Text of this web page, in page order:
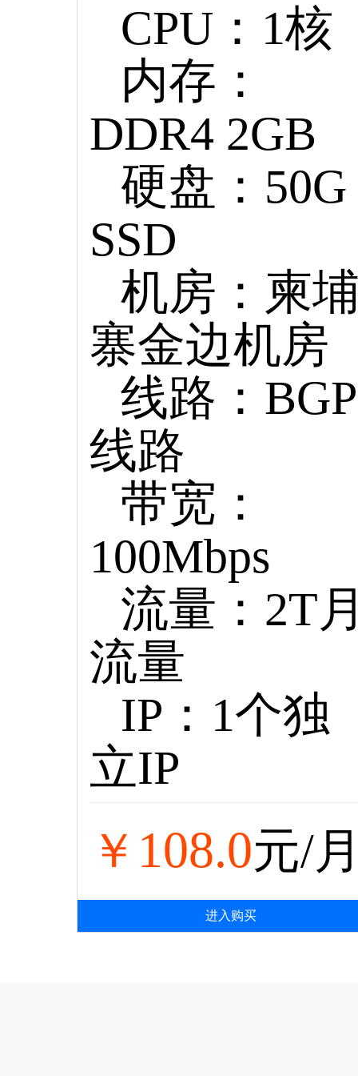
CPU：1核
内存：
DDR4 2GB
硬盘：50G
SSD
机房：柬
寨金边机房
线路：BGP
线路
带宽：
100Mbps
流量：2T
流量
IP：1个独
立IP
￥ 108.0元/
进入购买